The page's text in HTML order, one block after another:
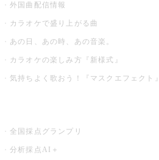
外国曲配信情報
カラオケで盛り上がる曲
あの日、あの時、あの音楽。
カラオケの楽しみ方『新様式』
気持ちよく歌おう！『マスクエフェクト』
全国採点グランプリ
分析採点AI＋